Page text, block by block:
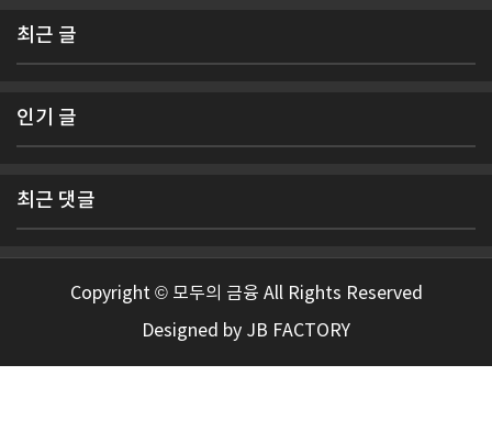
최근 글
인기 글
최근 댓글
Copyright © 모두의 금융 All Rights Reserved
Designed by JB FACTORY